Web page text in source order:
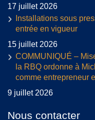
17 juillet 2026
Installations sous
entrée en vigueur
15 juillet 2026
COMMUNIQUÉ –
la RBQ ordonne à
comme entrepreneur
9 juillet 2026
Nous contacter